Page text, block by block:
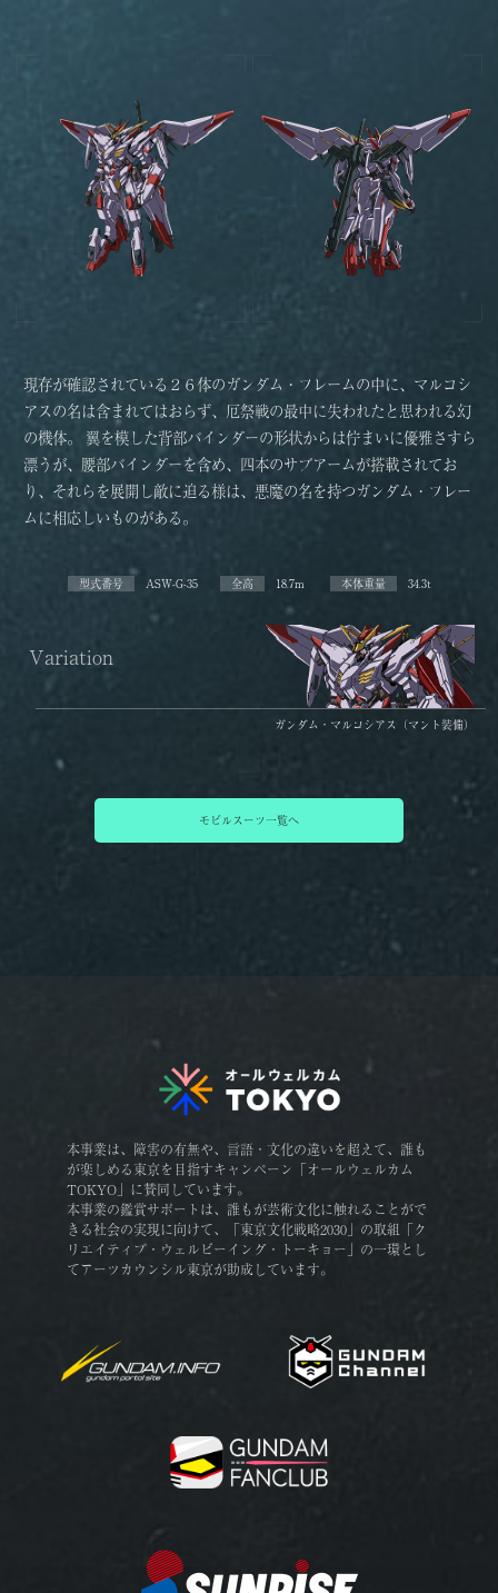
現存が確認されている２６体のガンダム・フレームの中に、マルコシ
アスの名は含まれてはおらず、厄祭戦の最中に失われたと思われる幻
の機体。 翼を模した背部バインダーの形状からは佇まいに優雅さすら
漂うが、腰部バインダーを含め、四本のサブアームが搭載されてお
り、それらを展開し敵に迫る様は、悪魔の名を持つガンダム・フレー
ムに相応しいものがある。
型式番号 ASW-G-35 全高 18.7m 本体重量 34.3t
ガンダム・マルコシアス（マント装備）
モビルスーツ一覧へ
本事業は、障害の有無や、言語・文化の違いを超えて、誰も
が楽しめる東京を目指すキャンペーン「オールウェルカム
TOKYO」に賛同しています。
本事業の鑑賞サポートは、誰もが芸術文化に触れることがで
きる社会の実現に向けて、「東京文化戦略2030」の取組「ク
リエイティブ・ウェルビーイング・トーキョー」の一環とし
てアーツカウンシル東京が助成しています。